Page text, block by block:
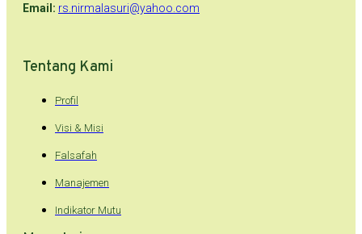
Email: rs.nirmalasuri@yahoo.com
Tentang Kami
Profil
Visi & Misi
Falsafah
Manajemen
Indikator Mutu